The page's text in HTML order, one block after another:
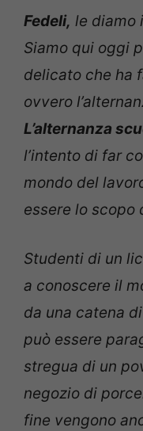
Fedeli, le diamo
Siamo qui oggi
delicato che ha
ovvero
L’alternanza
l’intento di far
mondo del
essere lo scopo
Studenti di un
a conoscere il
da una catena
può essere
stregua di un
negozio di
fine vengono